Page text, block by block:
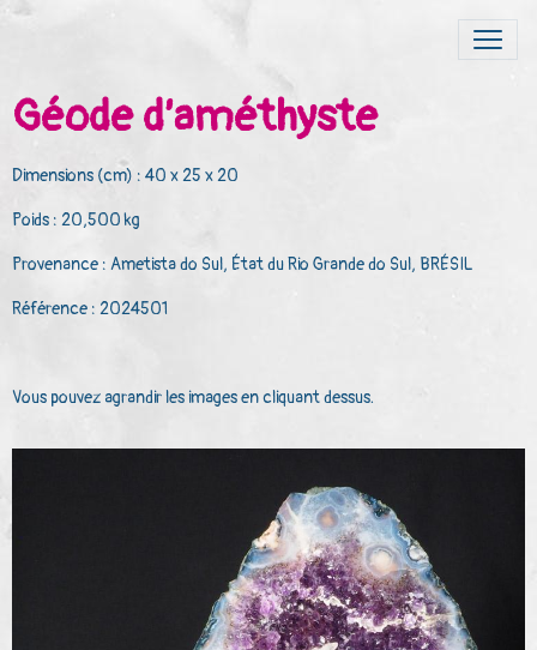
Géode d’améthyste
Dimensions (cm) : 40 x 25 x 20
Poids : 20,500 kg
Provenance : Ametista do Sul, État du Rio Grande do Sul, BRÉSIL
Référence : 2024501
Vous pouvez agrandir les images en cliquant dessus.